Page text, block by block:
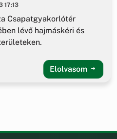
17:13
Csapatgyakorlótér
lévő hajmáskéri és
Elolvasom